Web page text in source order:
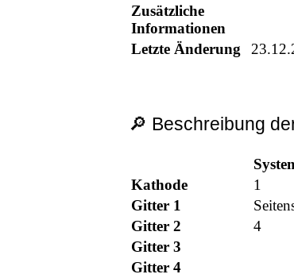
Zusätzliche
Informationen
Letzte Änderung
🔎 Beschreibung
Kathode
1
Gitter 1
Gitter 2
4
Gitter 3
Gitter 4